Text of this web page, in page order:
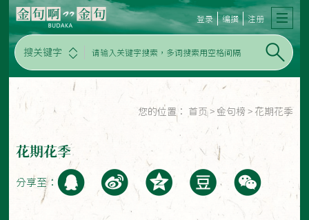
搜关键字
登录 编撰 注册
您的位置： 首页 > 金句榜 > 花期花季
花期花季
分享至：